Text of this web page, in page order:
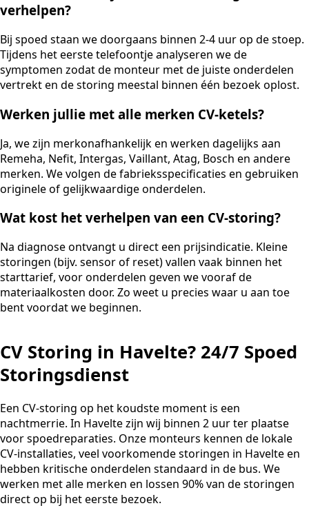
verhelpen?
Bij spoed staan we doorgaans binnen 2-4 uur op de stoep.
Tijdens het eerste telefoontje analyseren we de
symptomen zodat de monteur met de juiste onderdelen
vertrekt en de storing meestal binnen één bezoek oplost.
Werken jullie met alle merken CV-ketels?
Ja, we zijn merkonafhankelijk en werken dagelijks aan
Remeha, Nefit, Intergas, Vaillant, Atag, Bosch en andere
merken. We volgen de fabrieksspecificaties en gebruiken
originele of gelijkwaardige onderdelen.
Wat kost het verhelpen van een CV-storing?
Na diagnose ontvangt u direct een prijsindicatie. Kleine
storingen (bijv. sensor of reset) vallen vaak binnen het
starttarief, voor onderdelen geven we vooraf de
materiaalkosten door. Zo weet u precies waar u aan toe
bent voordat we beginnen.
CV Storing in Havelte? 24/7 Spoed
Storingsdienst
Een CV-storing op het koudste moment is een
nachtmerrie. In Havelte zijn wij binnen 2 uur ter plaatse
voor spoedreparaties. Onze monteurs kennen de lokale
CV-installaties, veel voorkomende storingen in Havelte en
hebben kritische onderdelen standaard in de bus. We
werken met alle merken en lossen 90% van de storingen
direct op bij het eerste bezoek.